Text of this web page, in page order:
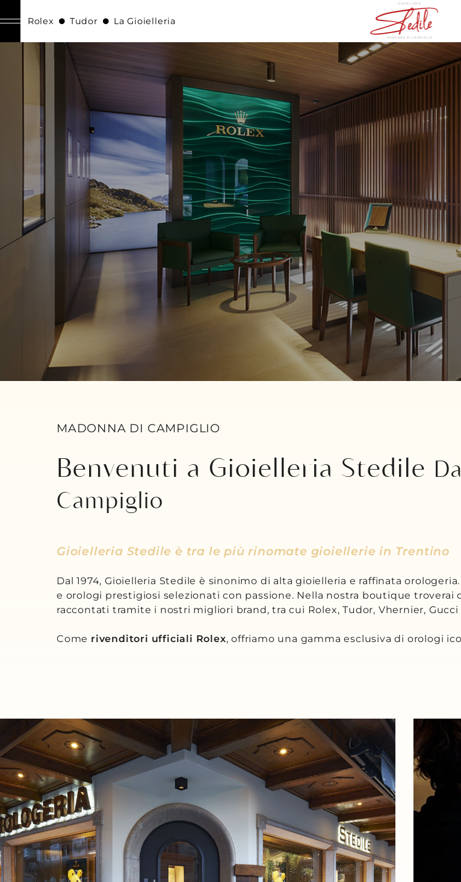
Rolex Tudor La Gioielleria
MADONNA DI CAMPIGLIO
Benvenuti a Gioielleria Stedile
Campiglio
Gioielleria Stedile è tra le più rinomate gioiellerie in Trentino
Dal 1974, Gioielleria Stedile è sinonimo di alta gioielleria e raffinata
e orologi prestigiosi selezionati con passione. Nella nostra boutique
raccontati tramite i nostri migliori brand, tra cui Rolex, Tudor, Vhernier, Gucci
Come rivenditori ufficiali Rolex, offriamo una gamma esclusiva di orologi